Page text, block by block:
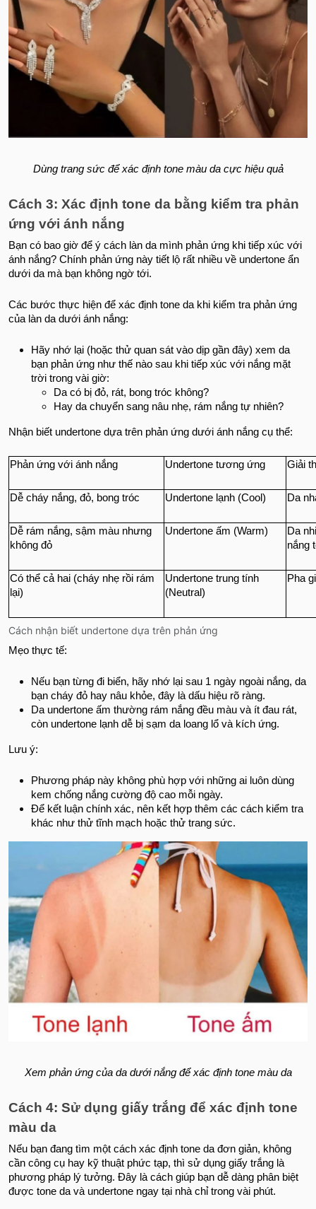
Dùng trang sức để xác định tone màu da cực hiệu quả
Cách 3: Xác định tone da bằng kiểm tra phản
ứng với ánh nắng
Bạn có bao giờ để ý cách làn da mình phản ứng khi tiếp xúc với
ánh nắng? Chính phản ứng này tiết lộ rất nhiều về undertone ẩn
dưới da mà bạn không ngờ tới.
Các bước thực hiện để xác định tone da khi kiểm tra phản ứng
của làn da dưới ánh nắng:
Hãy nhớ lại (hoặc thử quan sát vào dịp gần đây) xem da
bạn phản ứng như thế nào sau khi tiếp xúc với nắng mặt
trời trong vài giờ:
Da có bị đỏ, rát, bong tróc không?
Hay da chuyển sang nâu nhẹ, rám nắng tự nhiên?
Nhận biết undertone dựa trên phản ứng dưới ánh nắng cụ thể:
Cách nhận biết undertone dựa trên phản ứng
Phản ứng với ánh nắng Undertone tương ứng Giải
Dễ cháy nắng, đỏ, bong tróc Undertone lạnh (Cool) Da
Dễ rám nắng, sậm màu nhưng
không đỏ
Undertone ấm (Warm)
Da
nắng
Có thể cả hai (cháy nhẹ rồi rám
lại)
Undertone trung tính
(Neutral)
Pha
Mẹo thực tế:
Nếu bạn từng đi biển, hãy nhớ lại sau 1 ngày ngoài nắng, da
bạn cháy đỏ hay nâu khỏe, đây là dấu hiệu rõ ràng.
Da undertone ấm thường rám nắng đều màu và ít đau rát,
còn undertone lạnh dễ bị sạm da loang lổ và kích ứng.
Lưu ý:
Phương pháp này không phù hợp với những ai luôn dùng
kem chống nắng cường độ cao mỗi ngày.
Để kết luận chính xác, nên kết hợp thêm các cách kiểm tra
khác như thử tĩnh mạch hoặc thử trang sức.
Xem phản ứng của da dưới nắng để xác định tone màu da
Cách 4: Sử dụng giấy trắng để xác định tone
màu da
Nếu bạn đang tìm một cách xác định tone da đơn giản, không
cần công cụ hay kỹ thuật phức tạp, thì sử dụng giấy trắng là
phương pháp lý tưởng. Đây là cách giúp bạn dễ dàng phân biệt
được tone da và undertone ngay tại nhà chỉ trong vài phút.